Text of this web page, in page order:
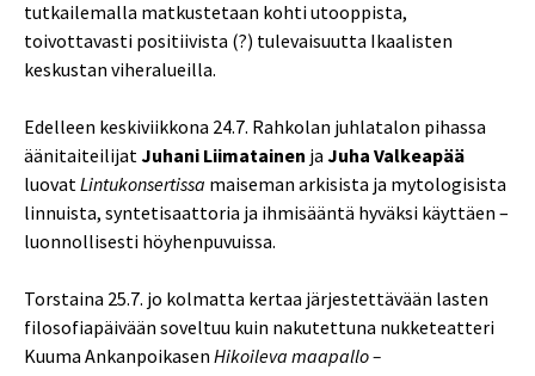
tutkailemalla matkustetaan kohti utooppista,
toivottavasti positiivista (?) tulevaisuutta Ikaalisten
keskustan viheralueilla.
Edelleen keskiviikkona 24.7. Rahkolan juhlatalon pihassa
äänitaiteilijatJuhani Liimatainen ja Juha Valkeapää
luovatLintukonsertissa maiseman arkisista ja mytologisista
linnuista, syntetisaattoria ja ihmisääntä hyväksi käyttäen –
luonnollisesti höyhenpuvuissa.
Torstaina 25.7. jo kolmatta kertaa järjestettävään lasten
filosofiapäivään soveltuu kuin nakutettuna nukketeatteri
Kuuma Ankanpoikasen Hikoileva maapallo –